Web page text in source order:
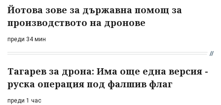
Йотова зове за държавна помощ за
производството на дронове
преди 34 мин
Тагарев за дрона: Има още една версия -
руска операция под фалшив флаг
преди 1 час